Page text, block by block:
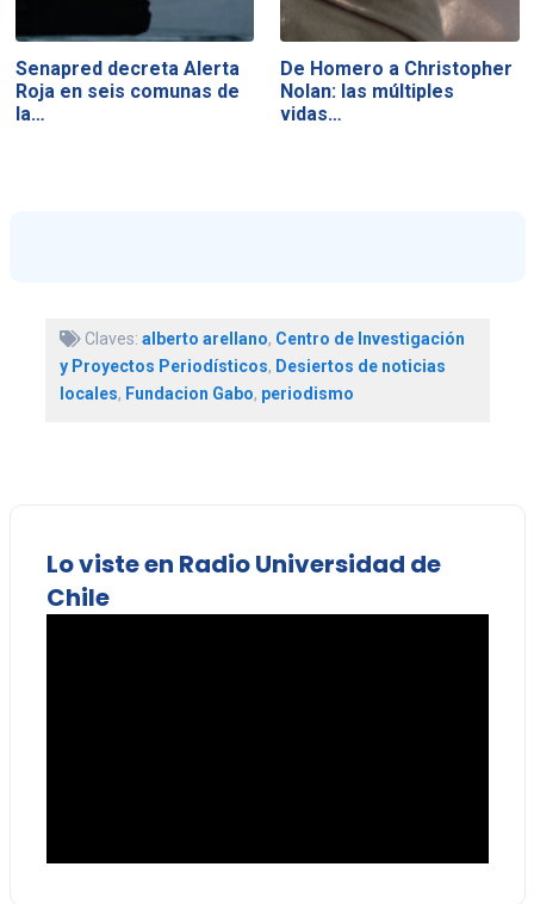
Senapred decreta Alerta
Roja en seis comunas de
la…
De Homero a Christopher
Nolan: las múltiples
vidas…
Claves: alberto arellano, Centro de Investigación
y Proyectos Periodísticos, Desiertos de noticias
locales, Fundacion Gabo, periodismo
Lo viste en Radio Universidad de
Chile